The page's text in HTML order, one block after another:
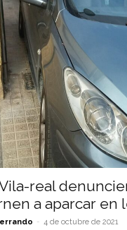
real
a aparcar en
- 4 de octubre de 2021